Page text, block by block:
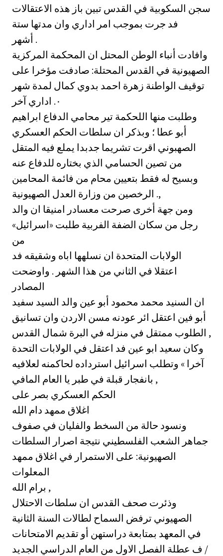
سجن السكوبية في القدس تبين باز هذه الاعتقالات
فد جرت بموجب امر اداري وان مدتها ستة
أشهر .
وافادت أنباء الوطن المحتل ان المحكمة المركزية
الصهيونية في القدس المحتلة: صادفت مؤخرا على
توقيف الواطنة زهرة احمد بدوي كمال لمدة شهر
اداري آخر ‎٠.‏
وطلبت منها اللحكمة تير محامي الدفاع ابراهيم
أبو عطا ؛ وبذكر ان سلطات الحكم العسكري
الصهبوني اقرت تشريما جدبدا يملع فيه المتقل
من تصين الحسامي الذي بختاره للدفاع عنه
وبسيح له فقط بتعيين محام من فائمة المحامين
الرخصين من وزارة العدل الصهيونية .,
ومن جهة أخرى صرحت معسادر امنيقا ان والد
رجل من سكان الضفة الفربية طلبت «اسرائيل»
من
الولابات المتحدة ان نسلهها اباه وشقيقه فد
اعتقلا في الثاني من هذا الشهر . واوضحت
المصادر
ان السنيد محمد محمود أبو عين والد السيد سفيد
أبو فين اعتقل ائر عودنه مسن الاردن وان تسانيق
الطلوب ممتقل في منزله في البرة شمال القدس ,
وكان سعيد ابو عين فد اعتقل في الولابات التحدة
آخرا » وتطلب اسرائيل استرداده لحاكمنه لعلافيه
بانفجار قبلة في طبر يا العام المافي ,
الحكم العسكري بصر على
اغلاق ممهد دام الله
ونسود حالة من السخط والفليان في صفوف
جماهر الشعب الفلسطيني نتيجة اصرار السلطات
الصهيونية: على الاستمرار في اغلاق ممهد
المعلوات
برام الله ,
وذئرت صحف القدس ان سلطات الاحتلال
الصهيوني ترفض السماح لطالات السنة الثانية
في المعهد بمتابعة دراستهن أو تقديم الامتحانات
ف عطلة الفصل الاول من العام الدراسي الجديد /